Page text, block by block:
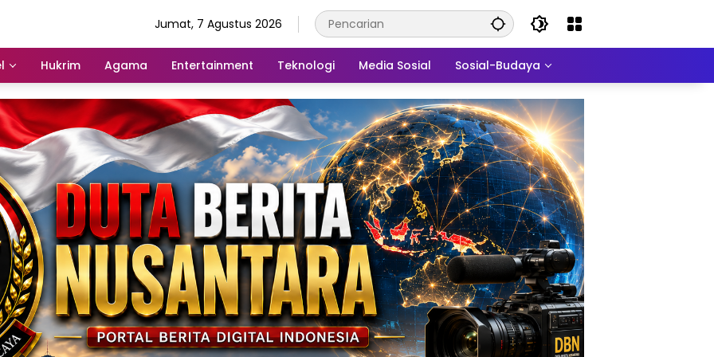
Jumat, 7 Agustus 2026
Hukrim Agama Entertainment Teknologi Media Sosial Sosial-Budaya